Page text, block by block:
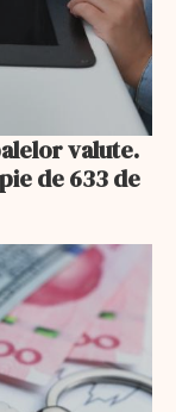
valute.
de 633 de